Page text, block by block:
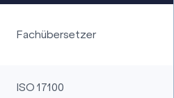
Fachübersetzer
ISO 17100